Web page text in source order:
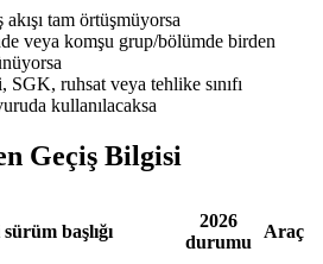
tam örtüşmüyorsa
veya komşu grup/bölümde birden
ruhsat veya tehlike sınıfı
kullanılacaksa
Geçiş Bilgisi
başlığı
2026
durumu
Araç